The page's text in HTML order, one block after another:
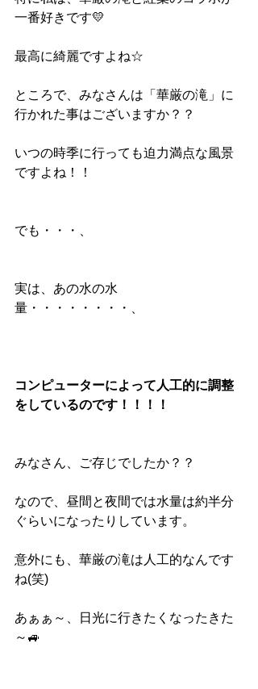
一番好きです💛
最高に綺麗ですよね☆
ところで、みなさんは「華厳の滝」に
行かれた事はございますか？？
いつの時季に行っても迫力満点な風景
ですよね！！
でも・・・、
実は、あの水の水
量・・・・・・・・、
コンピューターによって人工的に調整
をしているのです！！！！
みなさん、ご存じでしたか？？
なので、昼間と夜間では水量は約半分
ぐらいになったりしています。
意外にも、華厳の滝は人工的なんです
ね(笑)
あぁぁ～、日光に行きたくなったきた
～🚙